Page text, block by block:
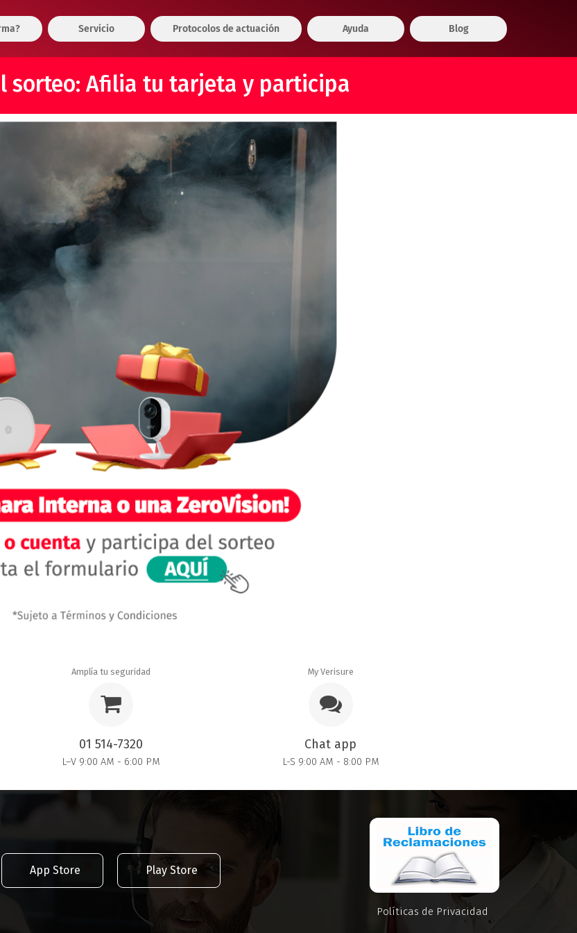
Servicio Protocolos de actuación Ayuda Blog
sorteo: Afilia tu tarjeta y participa
Amplía tu seguridad
01 514-7320
L–V 9:00 AM - 6:00 PM
My Verisure
Chat app
L-S 9:00 AM - 8:00 PM
App Store Play Store
Políticas de Privacidad